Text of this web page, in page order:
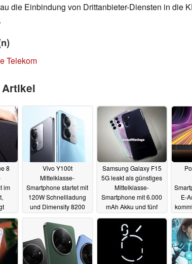
die Einbindung von Drittanbieter-Diensten in die
Telekom
8
im
Vivo Y100t
Mittelklasse-
Smartphone startet mit
120W Schnellladung
und Dimensity 8200
Samsung Galaxy F15
5G leakt als günstiges
Mittelklasse-
Smartphone mit 6.000
mAh Akku und fünf
19.02.2024
E-